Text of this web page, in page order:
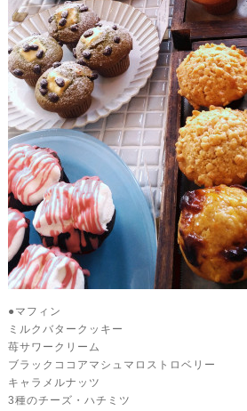
●マフィン
ミルクバタークッキー
苺サワークリーム
ブラックココアマシュマロストロベリー
キャラメルナッツ
3種のチーズ・ハチミツ